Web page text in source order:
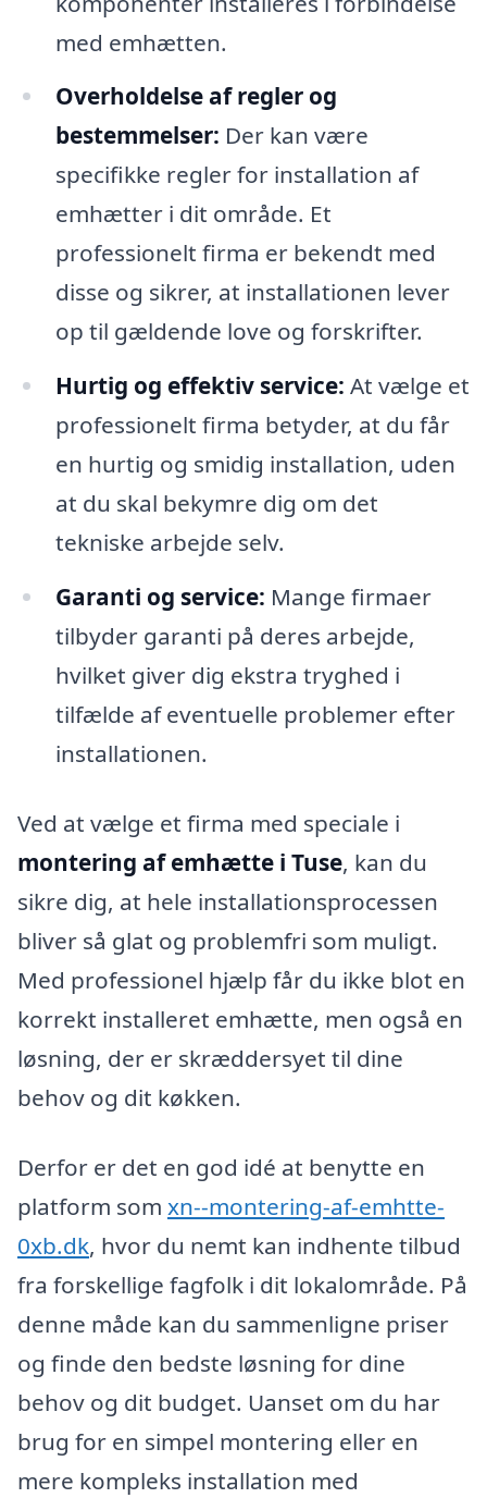
med emhætten.
Overholdelse af regler og
bestemmelser: Der kan være
specifikke regler for installation af
emhætter i dit område. Et
professionelt firma er bekendt med
disse og sikrer, at installationen lever
op til gældende love og forskrifter.
Hurtig og effektiv service: At vælge et
professionelt firma betyder, at du får
en hurtig og smidig installation, uden
at du skal bekymre dig om det
tekniske arbejde selv.
Garanti og service: Mange firmaer
tilbyder garanti på deres arbejde,
hvilket giver dig ekstra tryghed i
tilfælde af eventuelle problemer efter
installationen.
Ved at vælge et firma med speciale i
montering af emhætte i Tuse, kan du
sikre dig, at hele installationsprocessen
bliver så glat og problemfri som muligt.
Med professionel hjælp får du ikke blot en
korrekt installeret emhætte, men også en
løsning, der er skræddersyet til dine
behov og dit køkken.
Derfor er det en god idé at benytte en
platform som xn--montering-af-emhtte-
0xb.dk, hvor du nemt kan indhente tilbud
fra forskellige fagfolk i dit lokalområde. På
denne måde kan du sammenligne priser
og finde den bedste løsning for dine
behov og dit budget. Uanset om du har
brug for en simpel montering eller en
mere kompleks installation med